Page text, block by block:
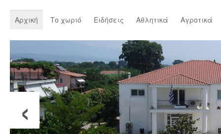
Αρχική Το χωριό Ειδήσεις Αθλητικά Αγροτικά
‹